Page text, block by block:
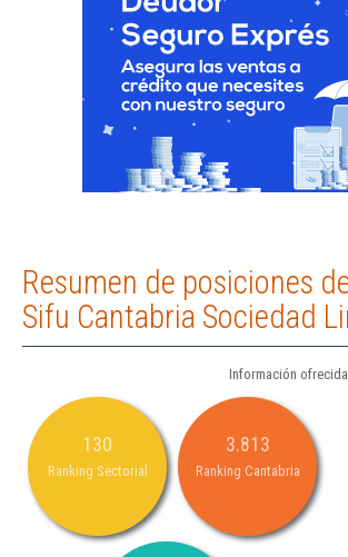
Resumen de posiciones
Sifu Cantabria Sociedad
Información
130
Ranking Sectorial
3.813
Ranking Cantabria